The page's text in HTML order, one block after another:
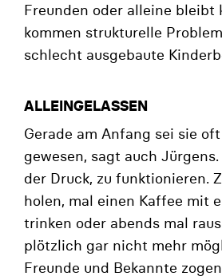
Freunden oder alleine bleibt
kommen strukturelle
schlecht ausgebaute
ALLEINGELASSEN
Gerade am Anfang sei sie
gewesen, sagt auch
der Druck, zu funktionieren.
holen, mal einen Kaffee mit
trinken oder abends mal
plötzlich gar nicht mehr
Freunde und Bekannte